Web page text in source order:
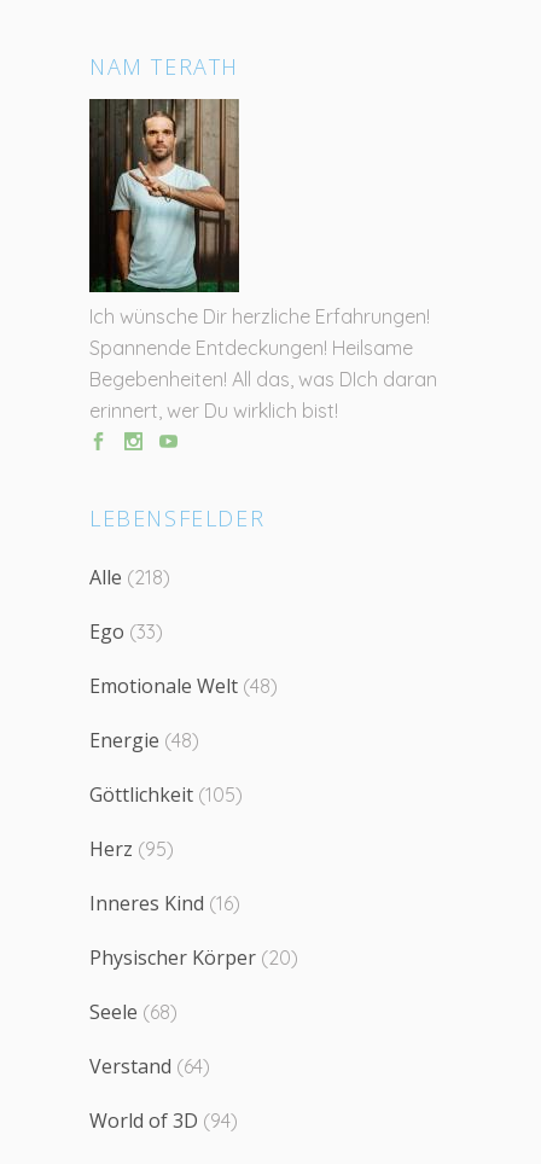
NAM TERATH
Ich wünsche Dir herzliche Erfahrungen!
Spannende Entdeckungen! Heilsame
Begebenheiten! All das, was DIch daran
erinnert, wer Du wirklich bist!
LEBENSFELDER
Alle (218)
Ego (33)
Emotionale Welt (48)
Energie (48)
Göttlichkeit (105)
Herz (95)
Inneres Kind (16)
Physischer Körper (20)
Seele (68)
Verstand (64)
World of 3D (94)